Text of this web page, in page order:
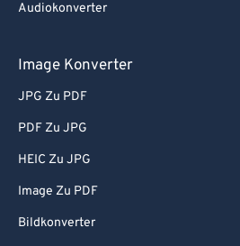
Audiokonverter
Image Konverter
JPG Zu PDF
PDF Zu JPG
HEIC Zu JPG
Image Zu PDF
Bildkonverter